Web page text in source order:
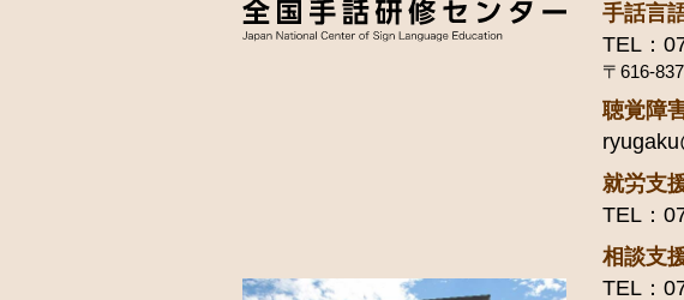
手話言
TEL：
〒616-
聴覚障
就労支
TEL：
相談支
TEL：